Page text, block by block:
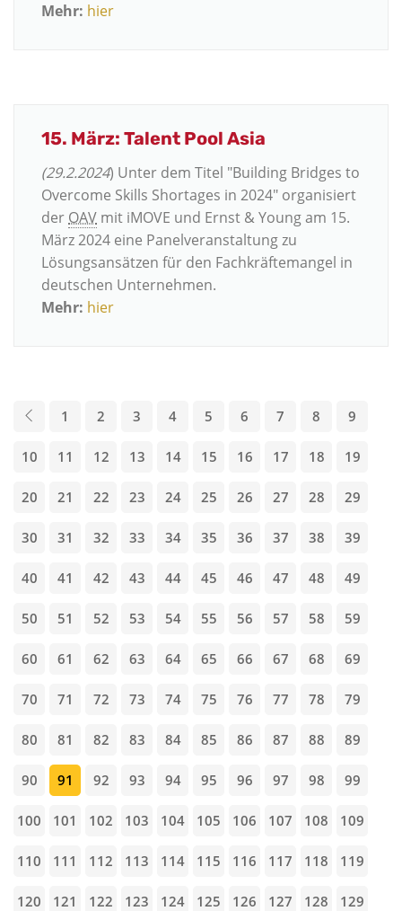
Mehr: hier
15. März: Talent Pool Asia
(29.2.2024) Unter dem Titel "Building Bridges to
Overcome Skills Shortages in 2024" organisiert
der OAV mit iMOVE und Ernst & Youngam 15.
März 2024 eine Panelveranstaltung zu
Lösungsansätzen für den Fachkräftemangel in
deutschen Unternehmen.
Mehr: hier
1 2 3 4 5 6 7 8 9
10 11 12 13 14 15 16 17 18 19
20 21 22 23 24 25 26 27 28 29
30 31 32 33 34 35 36 37 38 39
40 41 42 43 44 45 46 47 48 49
50 51 52 53 54 55 56 57 58 59
60 61 62 63 64 65 66 67 68 69
70 71 72 73 74 75 76 77 78 79
80 81 82 83 84 85 86 87 88 89
90 91 92 93 94 95 96 97 98 99
100 101 102 103 104 105 106 107 108 109
110 111 112 113 114 115 116 117 118 119
120 121 122 123 124 125 126 127 128 129